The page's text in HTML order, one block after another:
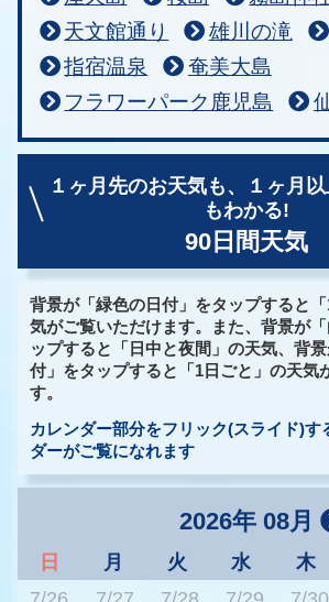
天文館通り
雄川の滝
指宿温泉
奄美大島
フラワーパーク鹿児島
１ヶ月先のお天気も、
１ヶ月
もわかる!
90日間天気
背景が「緑色の日付」をタップすると
気がご覧いただけます。また、背景が
ップすると「日中と夜間」の天気、背
付」をタップすると「1日ごと」の天気
す。
カレンダー部分をフリック(スライド)す
ダーがご覧になれます
2026年 08月
日 月 火 水 木